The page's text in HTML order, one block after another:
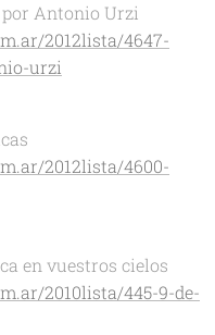
por Antonio Urzi
2012lista/4647-
urzi
2012lista/4600-
en vuestros cielos
2010lista/445-9-de-